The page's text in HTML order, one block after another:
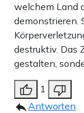
welchem Land
demonstrieren.
destruktiv. Das
gestalten,
1
Antworten